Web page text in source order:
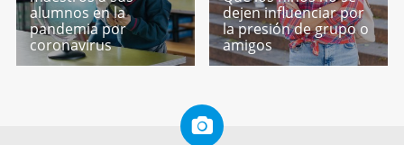
alumnos en la
pandemia por
coronavirus
dejen influenciar por
la presión de grupo o
amigos